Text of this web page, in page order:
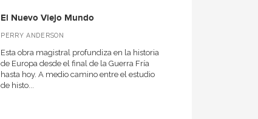
El Nuevo Viejo Mundo
PERRY ANDERSON
Esta obra magistral profundiza en la historia
de Europa desde el final de la Guerra Fría
hasta hoy. A medio camino entre el estudio
de histo...